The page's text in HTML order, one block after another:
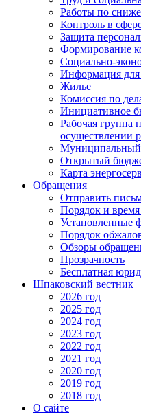
Работы по
Контроль в
Защита
Формирование
Социально-
Информация
Жилье
Комиссия по
Инициативное
Рабочая группа
осуществлении
Муниципальный
Открытый
Карта
Обращения
Отправить
Порядок и
Установленные
Порядок
Обзоры
Прозрачность
Бесплатная
Шпаковский вестник
2026 год
2025 год
2024 год
2023 год
2022 год
2021 год
2020 год
2019 год
2018 год
О сайте